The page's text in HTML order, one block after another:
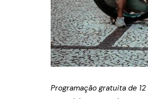
Programação gratuita de